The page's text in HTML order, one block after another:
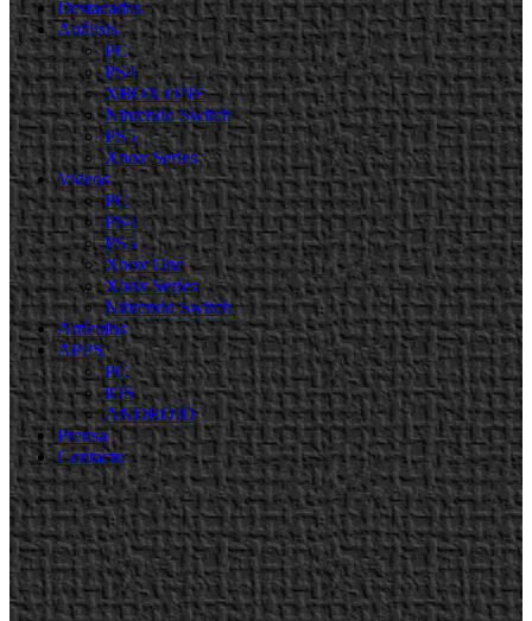
Destacadas
Análisis
PC
PS4
XBOX ONE
Nintendo Switch
PS5
Xbox Series
Videos
PC
PS4
PS5
Xbox One
Xbox Series
Nintendo Switch
Artículos
APPS
PC
iOS
ANDROID
Prensa
Contacto